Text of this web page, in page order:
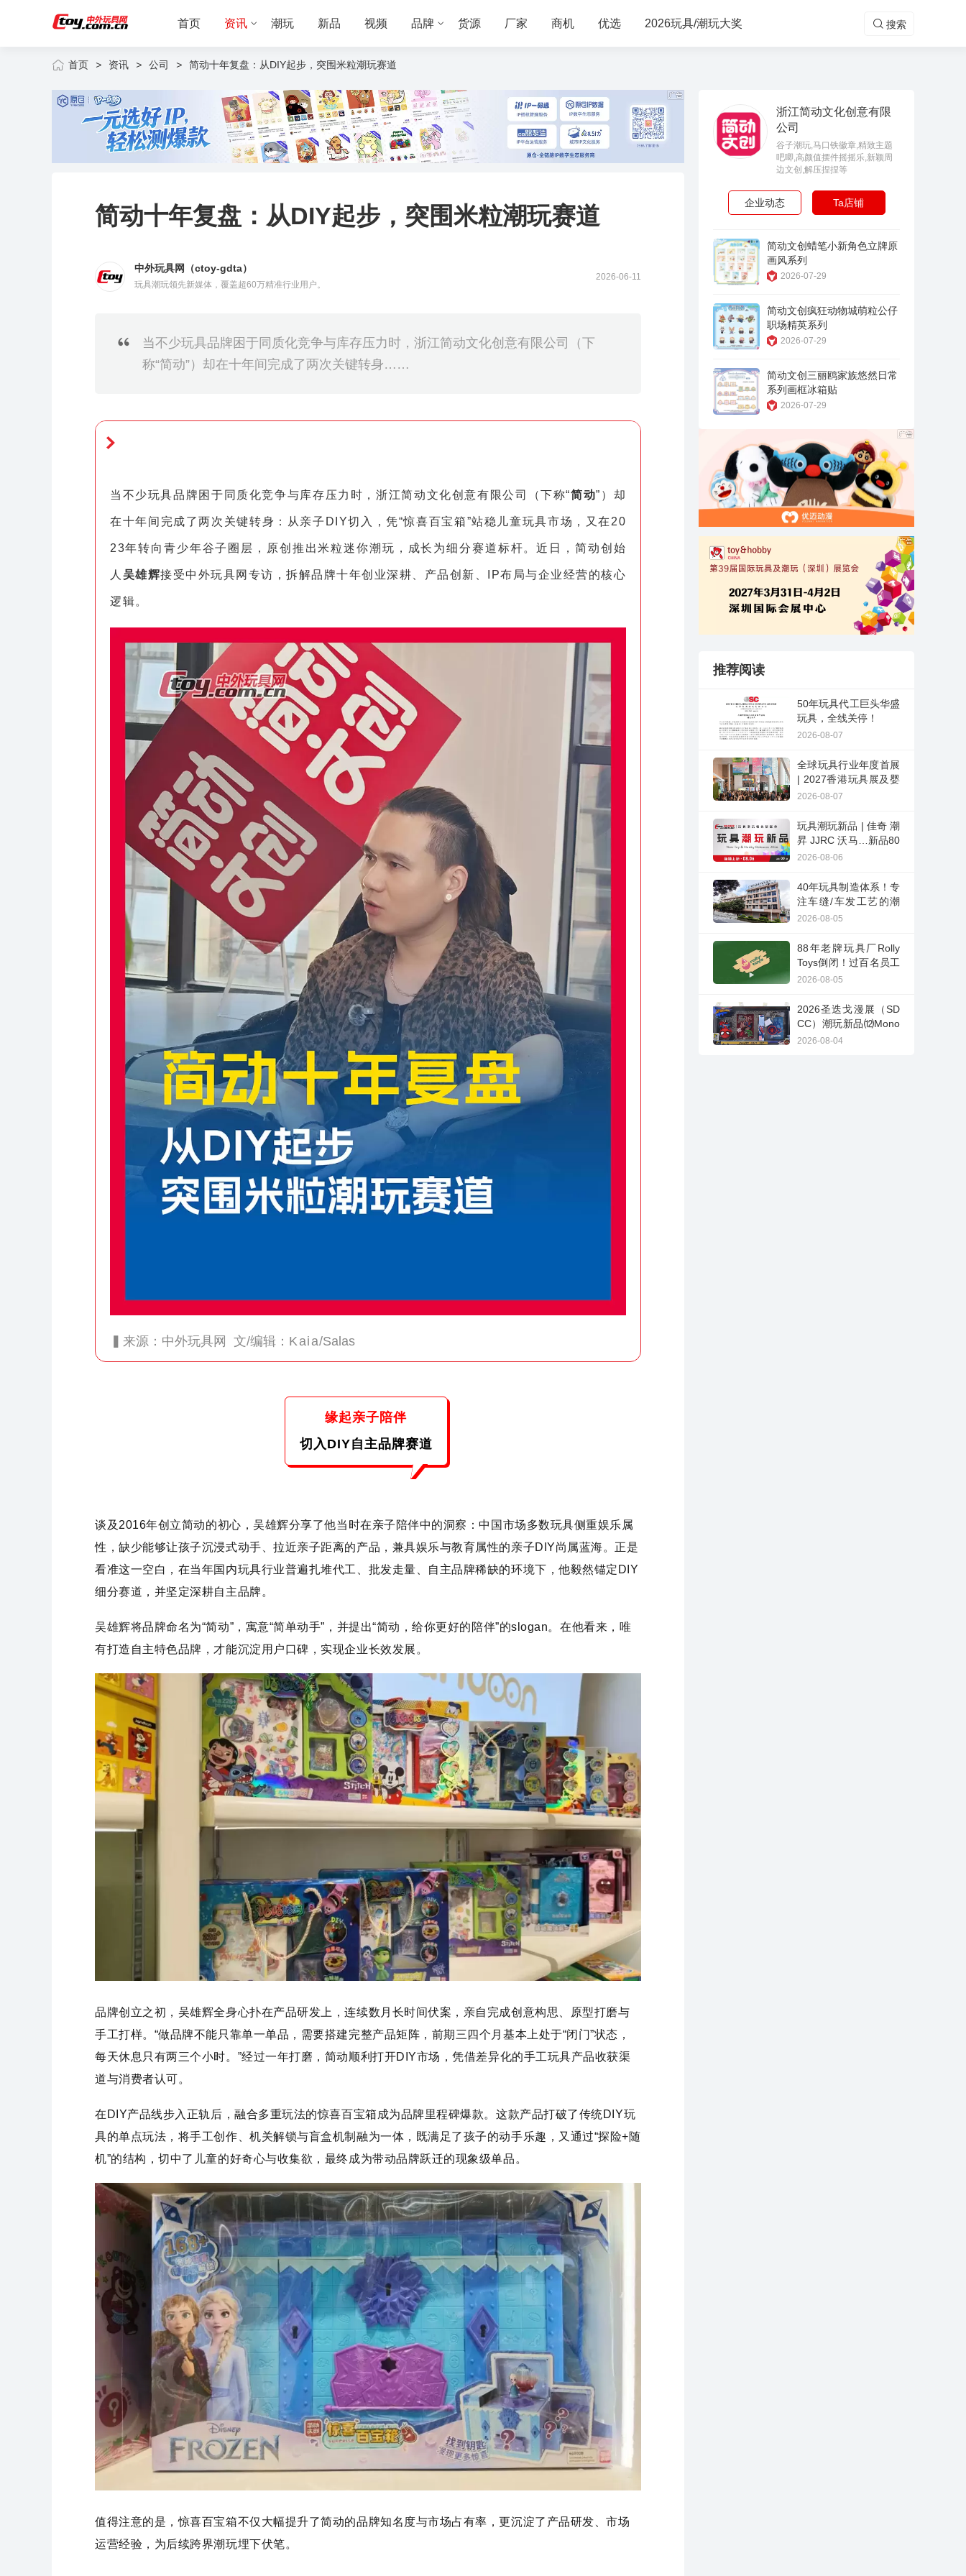
首页 资讯 潮玩 新品 视频 品牌 货源 厂家 商机 优选 2026玩具/潮玩大奖 搜索
首页 > 资讯 > 公司 > 简动十年复盘：从DIY起步，突围米粒潮玩赛道
简动十年复盘：从DIY起步，突围米粒潮玩赛道
中外玩具网（ctoy-gdta）
玩具潮玩领先新媒体，覆盖超60万精准行业用户。
2026-06-11
当不少玩具品牌困于同质化竞争与库存压力时，浙江简动文化创意有限公司（下
称“简动”）却在十年间完成了两次关键转身……
当不少玩具品牌困于同质化竞争与库存压力时，浙江简动文化创意有限公司（下称“简动”）却
在十年间完成了两次关键转身：从亲子DIY切入，凭“惊喜百宝箱”站稳儿童玩具市场，又在20
23年转向青少年谷子圈层，原创推出米粒迷你潮玩，成长为细分赛道标杆。近日，简动创始
人 吴雄辉接受中外玩具网专访，拆解品牌十年创业深耕、产品创新、IP布局与企业经营的核心
逻辑。
▍来源：中外玩具网 文/编辑： Kaia/Salas
缘起亲子陪伴
切入DIY自主品牌赛道
谈及2016年创立简动的初心，吴雄辉分享了他当时在亲子陪伴中的洞察：中国市场多数玩具侧重娱乐属
性，缺少能够让孩子沉浸式动手、拉近亲子距离的产品，兼具娱乐与教育属性的亲子DIY尚属蓝海。正是
看准这一空白，在当年国内玩具行业普遍扎堆代工、批发走量、自主品牌稀缺的环境下，他毅然锚定DIY
细分赛道，并坚定深耕自主品牌。
吴雄辉将品牌命名为“简动”，寓意“简单动手”，并提出“简动，给你更好的陪伴”的slogan。在他看来，唯
有打造自主特色品牌，才能沉淀用户口碑，实现企业长效发展。
品牌创立之初，吴雄辉全身心扑在产品研发上，连续数月长时间伏案，亲自完成创意构思、原型打磨与
手工打样。“做品牌不能只靠单一单品，需要搭建完整产品矩阵，前期三四个月基本上处于“闭门”状态，
每天休息只有两三个小时。”经过一年打磨，简动顺利打开DIY市场，凭借差异化的手工玩具产品收获渠
道与消费者认可。
在DIY产品线步入正轨后，融合多重玩法的惊喜百宝箱成为品牌里程碑爆款。这款产品打破了传统DIY玩
具的单点玩法，将手工创作、机关解锁与盲盒机制融为一体，既满足了孩子的动手乐趣，又通过“探险+随
机”的结构，切中了儿童的好奇心与收集欲，最终成为带动品牌跃迁的现象级单品。
值得注意的是，惊喜百宝箱不仅大幅提升了简动的品牌知名度与市场占有率，更沉淀了产品研发、市场
运营经验，为后续跨界潮玩埋下伏笔。
浙江简动文化创意有限
公司
谷子潮玩,马口铁徽章,精致主题
吧唧,高颜值摆件摇摇乐,新颖周
边文创,解压捏捏等
企业动态 Ta店铺
简动文创蜡笔小新角色立牌原
画风系列
2026-07-29
简动文创疯狂动物城萌粒公仔
职场精英系列
2026-07-29
简动文创三丽鸥家族悠然日常
系列画框冰箱贴
2026-07-29
推荐阅读
50年玩具代工巨头华盛
玩具，全线关停！
2026-08-07
全球玩具行业年度首展
| 2027香港玩具展及婴
儿用品展
2026-08-07
玩具潮玩新品 | 佳奇 潮
昇 JJRC 沃马…新品80
期
2026-08-06
40年玩具制造体系！专
注车缝/车发工艺的潮
玩制造新工厂星源潮玩
2026-08-05
88年老牌玩具厂Rolly
Toys倒闭！过百名员工
面临失业~
2026-08-05
2026圣迭戈漫展（SD
CC）潮玩新品⑿Mono
gram International
2026-08-04